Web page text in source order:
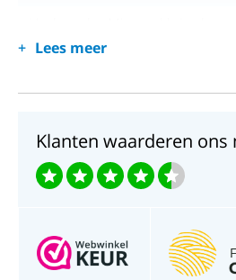
Waterdichtheid;30 meter
Lees meer
Klanten waarderen ons